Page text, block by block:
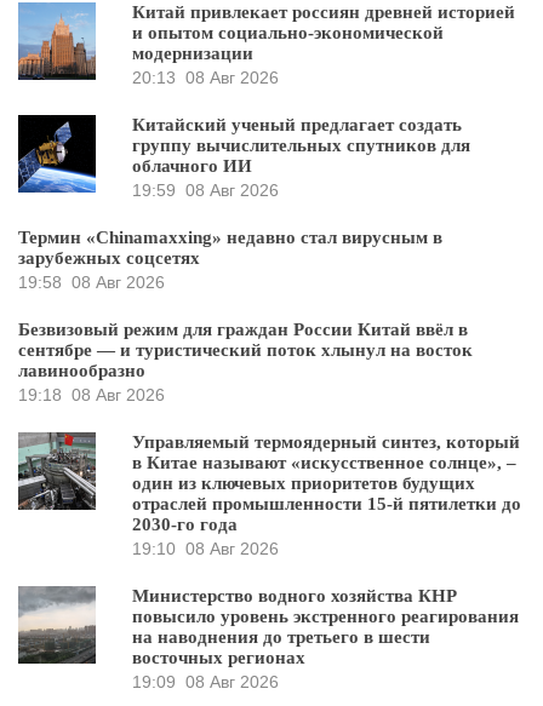
Китай привлекает россиян древней историей
и опытом социально-экономической
модернизации
20:13 08 Авг 2026
Китайский ученый предлагает создать
группу вычислительных спутников для
облачного ИИ
19:59 08 Авг 2026
Термин «Chinamaxxing» недавно стал вирусным в
зарубежных соцсетях
19:58 08 Авг 2026
Безвизовый режим для граждан России Китай ввёл в
сентябре — и туристический поток хлынул на восток
лавинообразно
19:18 08 Авг 2026
Управляемый термоядерный синтез, который
в Китае называют «искусственное солнце», –
один из ключевых приоритетов будущих
отраслей промышленности 15-й пятилетки до
2030-го года
19:10 08 Авг 2026
Министерство водного хозяйства КНР
повысило уровень экстренного реагирования
на наводнения до третьего в шести
восточных регионах
19:09 08 Авг 2026